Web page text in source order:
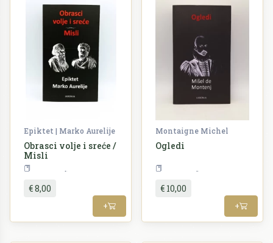
Epiktet | Marko Aurelije
Obrasci volje i sreće /
Misli
€ 8,00
+
Montaigne Michel
Ogledi
€ 10,00
+